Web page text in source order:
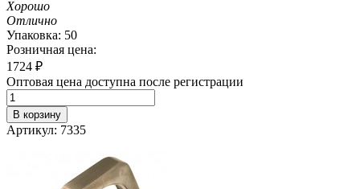
Хорошо
Отлично
Упаковка: 50
Розничная цена:
1724 ₽
Оптовая цена доступна после регистрации
В корзину
Артикул: 7335